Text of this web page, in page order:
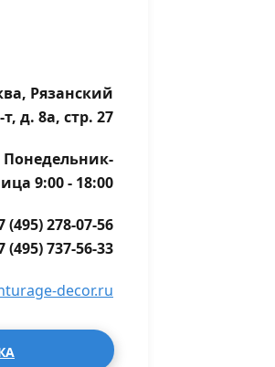
Рязанский
т, д. 8а, стр. 27
Понедельник-
9:00 - 18:00
(495) 278-07-56
(495) 737-56-33
decor.ru